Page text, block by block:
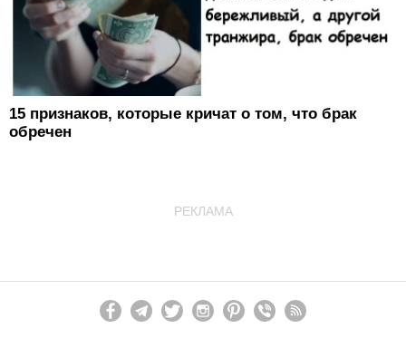
15 признаков, которые кричат о ​том, что брак
обречен
РЕКЛАМА